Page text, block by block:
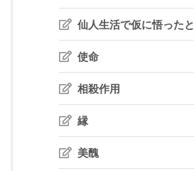
仙人生活で仮に悟った
使命
相殺作用
縁
美醜